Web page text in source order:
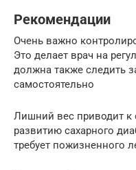
Рекомендации
Очень важно
Это делает врач на
должна также следить
самостоятельно
Лишний вес приводит
развитию сахарного
требует пожизненного